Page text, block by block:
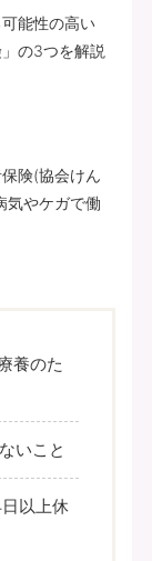
能性の高い
の3つを解説
険(協会けん
気やケガで働
養のた
いこと
以上休